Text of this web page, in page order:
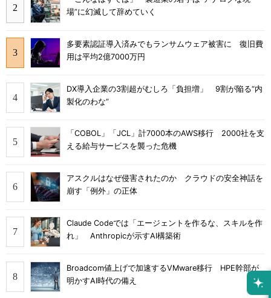
場”に幻滅して辞めていく
多要素認証導入済みでもランサムウェア被害に 復旧費
用は平均2億7000万円
DX導入企業の3割超がむしろ「負担増」 9割が陥る“内
製化のわな”
「COBOL」「JCL」計7000本のAWS移行 2000社を支
える給与サービスを襲った危機
アスクルはなぜ侵害されたのか クラウドの安全神話を
崩す「例外」の正体
Claude Codeでは「エージェントを作るな、スキルを作
れ」 Anthropicが示すAI構築術
Broadcom値上げで加速するVMware移行 HPE幹部が
明かすAI時代の備え